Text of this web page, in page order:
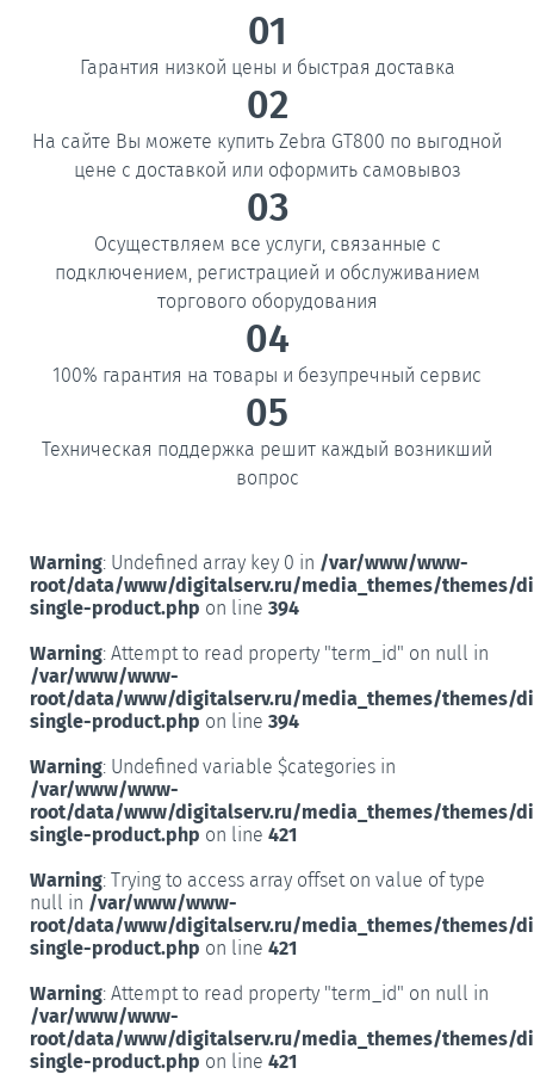
01
Гарантия низкой цены и быстрая доставка
02
На сайте Вы можете купить Zebra GT800 по выгодной
цене с доставкой или оформить самовывоз
03
Осуществляем все услуги, связанные с
подключением, регистрацией и обслуживанием
торгового оборудования
04
100% гарантия на товары и безупречный сервис
05
Техническая поддержка решит каждый возникший
вопрос
Warning: Undefined array key 0 in /var/www/www-
root/data/www/digitalserv.ru/media_themes/themes/
single-product.php on line 394
Warning: Attempt to read property "term_id" on null in
/var/www/www-
root/data/www/digitalserv.ru/media_themes/themes/
single-product.php on line 394
Warning: Undefined variable $categories in
/var/www/www-
root/data/www/digitalserv.ru/media_themes/themes/
single-product.php on line 421
Warning: Trying to access array offset on value of type
null in /var/www/www-
root/data/www/digitalserv.ru/media_themes/themes/
single-product.php on line 421
Warning: Attempt to read property "term_id" on null in
/var/www/www-
root/data/www/digitalserv.ru/media_themes/themes/
single-product.php on line 421